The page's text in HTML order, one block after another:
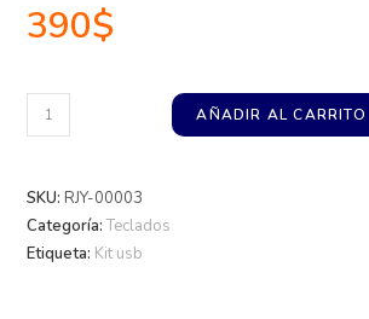
390$
AÑADIR AL CARRITO
SKU: RJY-00003
Categoría:Teclados
Etiqueta: Kit usb